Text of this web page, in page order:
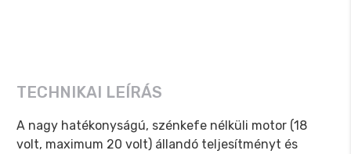
TECHNIKAI LEÍRÁS
A nagy hatékonyságú, szénkefe nélküli motor (18
volt, maximum 20 volt) állandó teljesítményt és